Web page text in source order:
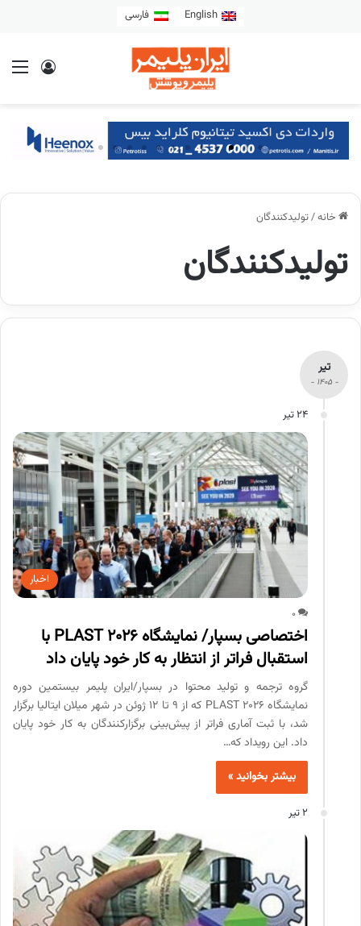
English فارسی
خانه/تولیدکنندگان
تولیدکنندگان
تیر
- 1405 -
24 تیر
اخبار
0
اختصاصی بسپار/ نمایشگاه PLAST 2026 با
استقبال فراتر از انتظار به کار خود پایان داد
گروه ترجمه و تولید محتوا در بسپار/ایران پلیمر بیستمین دوره
نمایشگاه PLAST 2026 که از ۹ تا ۱۲ ژوئن در شهر میلان ایتالیا برگزار
شد، با ثبت آماری فراتر از پیش‌بینی برگزارکنندگان به کار خود پایان
داد. این رویداد که…
بیشتر بخوانید »
2 تیر